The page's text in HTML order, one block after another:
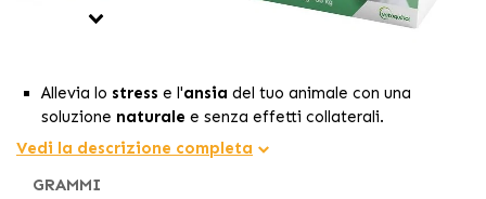
Allevia lo stress e l'ansia del tuo animale con una
soluzione naturale e senza effetti collaterali.
Perfetto per situazioni stressanti come
cambiamenti nell'ambiente
Facile da somministrare, ideale per promuovere un
Vedi la descrizione completa
GRAMMI